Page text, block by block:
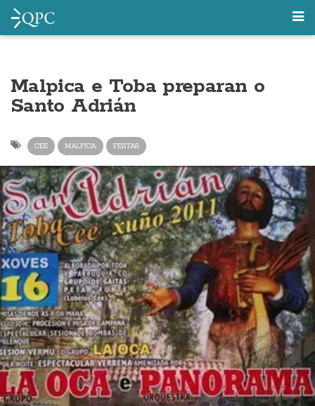
Malpica e Toba preparan o
Santo Adrián
CEE MALPICA FESTAS